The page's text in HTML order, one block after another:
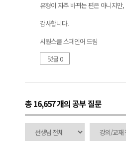
유형이 자주 바뀌는 편은 아니지만
감사합니다.
시원스쿨 스페인어 드림
댓글 0
총 16,657 개의 공부 질문